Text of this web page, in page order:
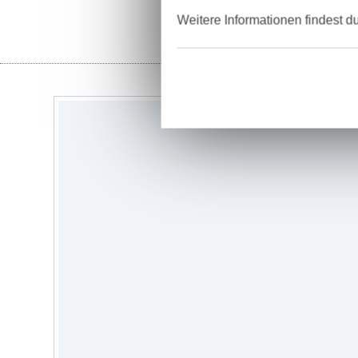
Weitere Informationen findest